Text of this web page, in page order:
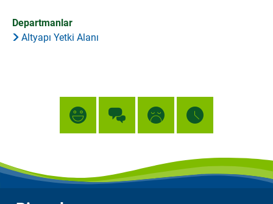
Departmanlar
Altyapı Yetki Alanı